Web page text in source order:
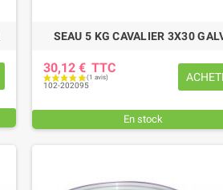
SEAU 5 KG CAVALIER 3X30
30,12 € TTC
102-202095
En stock